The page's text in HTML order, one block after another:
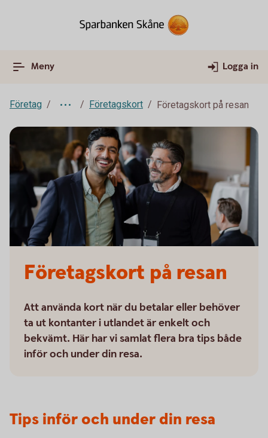
Meny Logga in
Företag Företagskort Företagskort på resan
Företagskort på resan
Att använda kort när du betalar eller behöver
ta ut kontanter i utlandet är enkelt och
bekvämt. Här har vi samlat flera bra tips både
inför och under din resa.
Tips inför och under din resa